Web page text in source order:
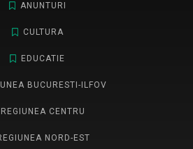
ANUNTURI
CULTURA
EDUCATIE
BUCURESTI-ILFOV
REGIUNEA CENTRU
NORD-EST